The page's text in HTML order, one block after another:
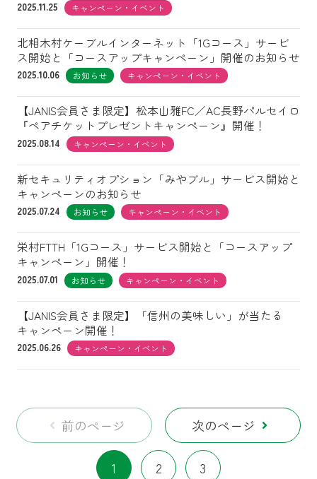
2025.11.25 キャンペーン・イベント
北相木村ケーブルインターネット「1Gコース」サービ
ス開始と「コースアップキャンペーン」開催のお知らせ
2025.10.06 お知らせ キャンペーン・イベント
【JANIS会員さま限定】松本山雅FC／AC長野パルセイロ
『ペアチケットプレゼントキャンペーン』開催！
2025.08.14 キャンペーン・イベント
新セキュリティオプション「みやブル」サービス開始と
キャンペーンのお知らせ
2025.07.24 お知らせ キャンペーン・イベント
栄村FTTH「1Gコース」サービス開始と「コースアップ
キャンペーン」開催！
2025.07.01 お知らせ キャンペーン・イベント
【JANIS会員さま限定】「信州の美味しい」が当たる
キャンペーン開催！
2025.06.26 キャンペーン・イベント
前のページ
1 2 3
次のページ